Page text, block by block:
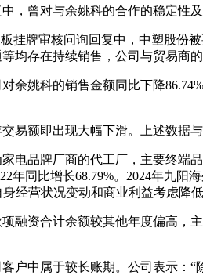
，曾对与余姚科的合作的稳定性
挂牌审核问询回复中，中塑股
均存在持续销售，公司与贸易商
余姚科的销售金额同比下降
易额即出现大幅下滑。上述数据
电品牌厂商的代工厂，主要终端
年同比增长68.79%。2024年九
经营状况变动和商业利益考虑降低
融资合计余额较其他年度偏高，
户中属于较长账期。公司表示：